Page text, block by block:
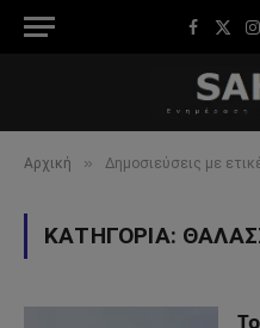
Facebook
X
Αρχική » Δημοσιεύσεις με
ΚΑΤΗΓΟΡΊΑ: